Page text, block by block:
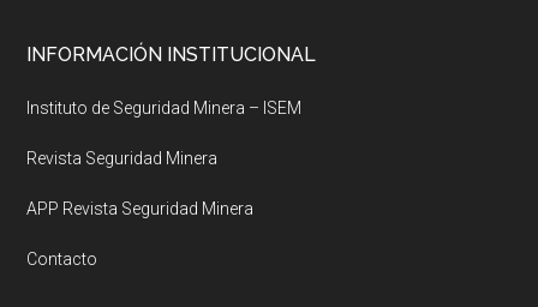
Footer
INFORMACIÓN INSTITUCIONAL
Instituto de Seguridad Minera – ISEM
Revista Seguridad Minera
APP Revista Seguridad Minera
Contacto